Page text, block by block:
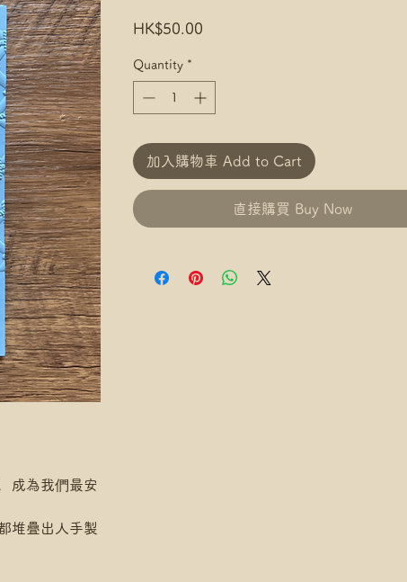
成為我們最安
堆疊出人手製
HK$50.00
Quantity *
加入購物車 Add to Cart
直接購買 Buy Now